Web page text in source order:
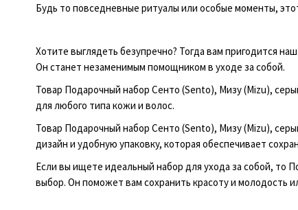
Будь то повседневные ритуалы или особые моменты,
Хотите выглядеть безупречно? Тогда вам пригодится
Он станет незаменимым помощником в уходе за собой.
Товар Подарочный набор Сенто (Sento), Мизу (Mizu),
для любого типа кожи и волос.
Товар Подарочный набор Сенто (Sento), Мизу (Mizu),
дизайн и удобную упаковку, которая обеспечивает
Если вы ищете идеальный набор для ухода за собой, то
выбор. Он поможет вам сохранить красоту и молодость